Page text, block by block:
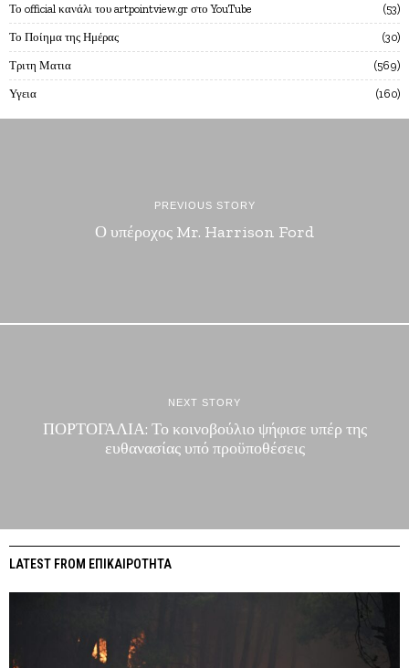
Το official κανάλι του artpointview.gr στο YouTube 53
Το Ποίημα της Ημέρας 30
Τριτη Ματια 569
Υγεια 160
PREVIOUS STORY
Ο υπέροχος Mr. Harrison Ford
NEXT STORY
ΠΟΡΤΟΓΑΛΙΑ: Το κοινοβούλιο ψήφισε υπέρ της
ευθανασίας υπό προϋποθέσεις
LATEST FROM ΕΠΙΚΑΙΡΟΤΗΤΑ